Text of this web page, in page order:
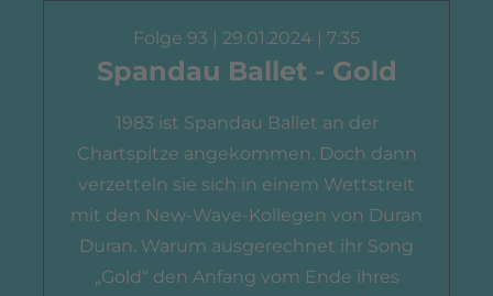
Folge 93 | 29.01.2024 | 7:35
Spandau Ballet - Gold
1983 ist Spandau Ballet an der
Chartspitze angekommen. Doch dann
verzetteln sie sich in einem Wettstreit
mit den New-Wave-Kollegen von Duran
Duran. Warum ausgerechnet ihr Song
„Gold“ den Anfang vom Ende ihres